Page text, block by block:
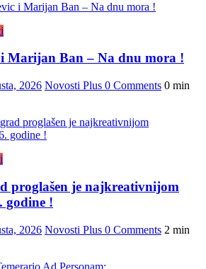
Marijan Ban – Na dnu mora !
2026 Novosti Plus 0 Comments 0 min
proglašen je najkreativnijom
godine !
2026 Novosti Plus 0 Comments 2 min